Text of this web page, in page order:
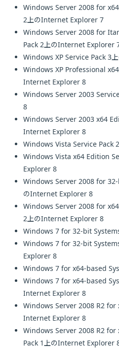
Windows Server 2008 for
2上のInternet Explorer 7
Windows Server 2008 for
Pack 2上のInternet Explorer
Windows XP Service Pack 3
Windows XP Professional
Internet Explorer 8
Windows Server 2003
8
Windows Server 2003 x64
Internet Explorer 8
Windows Vista Service Pack
Windows Vista x64 Edition
Explorer 8
Windows Server 2008 for
のInternet Explorer 8
Windows Server 2008 for
2上のInternet Explorer 8
Windows 7 for 32-bit
Windows 7 for 32-bit
Explorer 8
Windows 7 for x64-based
Windows 7 for x64-based
Internet Explorer 8
Windows Server 2008 R2 for
Internet Explorer 8
Windows Server 2008 R2
Pack 1上のInternet Explorer